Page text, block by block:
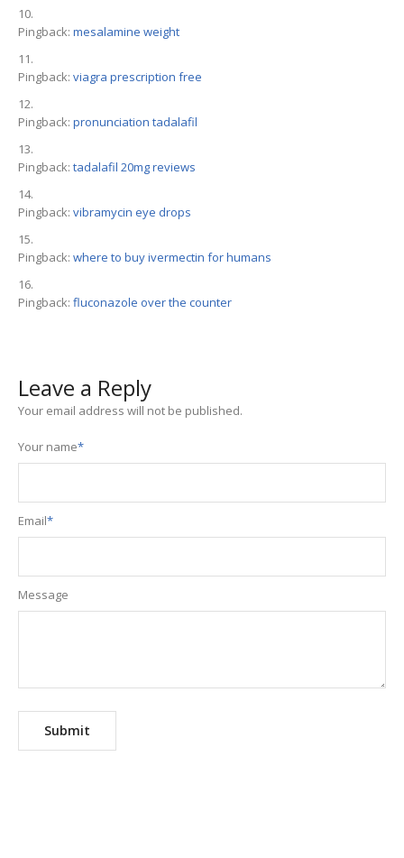
Pingback: mesalamine weight
Pingback: viagra prescription free
Pingback: pronunciation tadalafil
Pingback: tadalafil 20mg reviews
Pingback: vibramycin eye drops
Pingback: where to buy ivermectin for humans
Pingback: fluconazole over the counter
Leave a Reply
Your email address will not be published.
Your name*
Email*
Message